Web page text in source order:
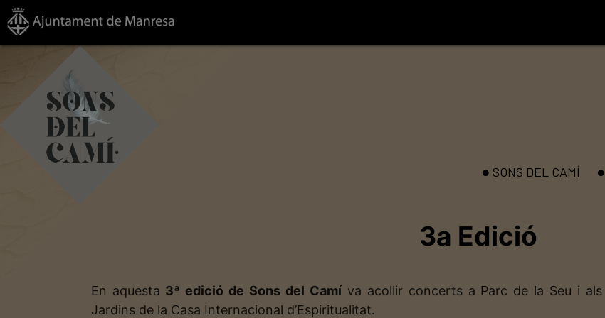
brightness_1 SONS DEL CAMÍ brightness_1
3a Edició
En aquesta 3ª edició de Sons del Camíva acollir concerts a Parc de la Seu i als
Jardins de la Casa Internacional d’Espiritualitat.